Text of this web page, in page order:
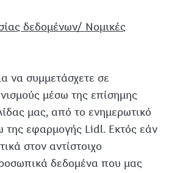
δεδομένων/ Νομικές
να συμμετάσχετε σε
μέσω της επίσημης
μας, από το ενημερωτικό
της εφαρμογής Lidl. Εκτός εάν
στον αντίστοιχο
δεδομένα που μας